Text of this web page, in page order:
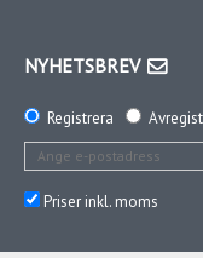
NYHETSBREV
Registrera
Priser inkl. moms